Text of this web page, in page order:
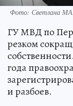
Фото: Светлана
ГУ МВД по
резком
года
и разбоев.